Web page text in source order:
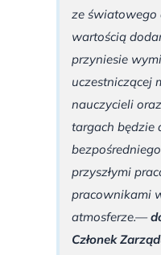
ze światowego
wartością
przyniesie
uczestniczącej
nauczycieli
targach będzie
przyszłymi
pracownikami
atmosferze.—
Członek